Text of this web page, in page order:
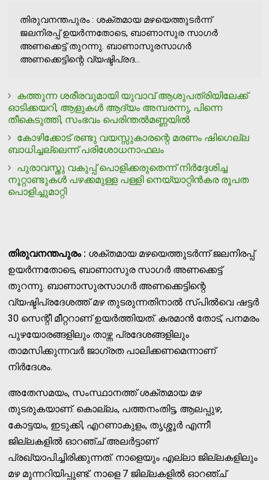
തിരുവനന്തപുരം : ശക്തമായ മഴയെത്തുടര്‍ന്ന്
ജലനിരപ്പ് ഉയര്‍ന്നതോടെ, ബാണാസുര സാഗര്‍
അണക്കെട്ട് തുറന്നു. ബാണാസുരസാഗര്‍
അണക്കെട്ടിന്റെ വ്യഷ്ടിപ്രദ...
കത്തുന്ന ശരീരവുമായി യുവാവ് ആശുപത്രിയിലേക്ക്
ഓടിക്കയറി, ആളുകള്‍ ആദ്യം അമ്പരന്നു, പിന്നെ
തീകെടുത്തി, സംഭവം പെരിന്തല്‍മണ്ണയില്‍
കോഴിക്കോട് രണ്ടു വയസ്സുകാരന്റെ മരണം ഷിഗെല്ല
ബാധിച്ചല്ലെന്ന് പരിശോധനാഫലം
പുരാവസ്തു വകുപ്പ് പൊളിക്കരുതെന്ന് നിര്‍ദ്ദേശിച്ച
നൂറ്റാണ്ടുകള്‍ പഴക്കമുള്ള പള്ളി നെയ്യാറ്റിന്‍കര രൂപത
പൊളിച്ചുമാറ്റി
തിരുവനന്തപുരം : ശക്തമായ മഴയെത്തുടര്‍ന്ന് ജലനിരപ്പ്
ഉയര്‍ന്നതോടെ, ബാണാസുര സാഗര്‍ അണക്കെട്ട്
തുറന്നു. ബാണാസുരസാഗര്‍ അണക്കെട്ടിന്റെ
വ്യഷ്ടിപ്രദേശത്ത് മഴ തുടരുന്നതിനാല്‍ സ്പില്‍വെ ഷട്ടര്‍
30 സെന്റീ മീറ്ററാണ് ഉയര്‍ത്തിയത്. കരമാന്‍ തോട്, പനമരം
പുഴയോരങ്ങളിലും താഴ്ന്ന പ്രദേശങ്ങളിലും
താമസിക്കുന്നവര്‍ ജാഗ്രത പാലിക്കണമെന്നാണ്
നിര്‍ദേശം.
അതേസമയം, സംസ്ഥാനത്ത് ശക്തമായ മഴ
തുടരുകയാണ്. കൊല്ലം, പത്തനംതിട്ട, ആലപ്പുഴ,
കോട്ടയം, ഇടുക്കി, എറണാകുളം, തൃശ്ശൂര്‍ എന്നീ
ജില്ലകളില്‍ ഓറഞ്ച് അലര്‍ട്ടാണ്
പ്രഖ്യാപിച്ചിരിക്കുന്നത്. നാളെയും എല്ലാ ജില്ലകളിലും
മഴ മുന്നറിയിപ്പുണ്ട്. നാളെ 7 ജില്ലകളില്‍ ഓറഞ്ച്